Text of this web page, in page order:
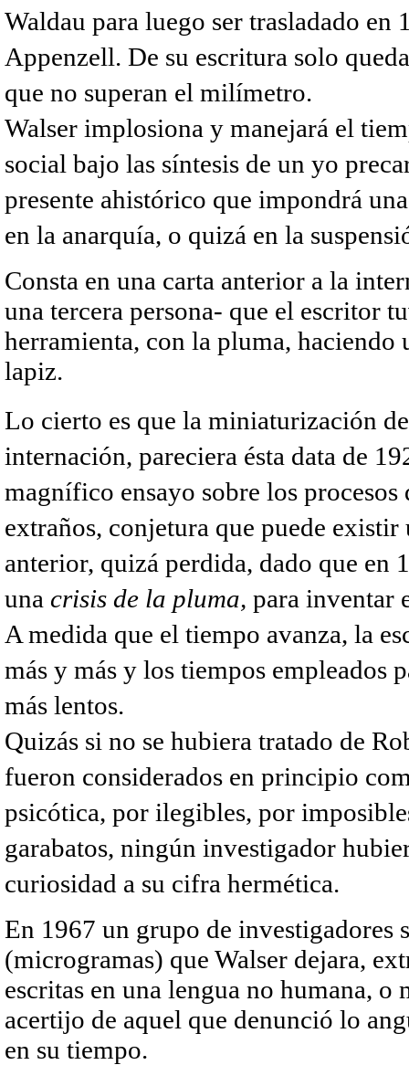
Waldau para luego ser trasladado
Appenzell. De su escritura solo
que no superan el milímetro.
Walser implosiona y manejará el
social bajo las síntesis de un yo
presente ahistórico que impondrá
en la anarquía, o quizá en la
Consta en una carta anterior a la
una tercera persona- que el escritor
herramienta, con la pluma, haciendo
lapiz.
Lo cierto es que la miniaturización
internación, pareciera ésta data de
magnífico ensayo sobre los
extraños, conjetura que puede
anterior, quizá perdida, dado que en
una crisis de la pluma, para inventar
A medida que el tiempo avanza, la
más y más y los tiempos empleados
más lentos.
Quizás si no se hubiera tratado de
fueron considerados en principio
psicótica, por ilegibles, por
garabatos, ningún investigador
curiosidad a su cifra hermética.
En 1967 un grupo de investigadores
(microgramas) que Walser dejara,
escritas en una lengua no humana,
acertijo de aquel que denunció lo
en su tiempo.